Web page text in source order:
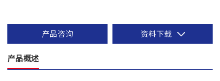
产品咨询 资料下载
产品概述